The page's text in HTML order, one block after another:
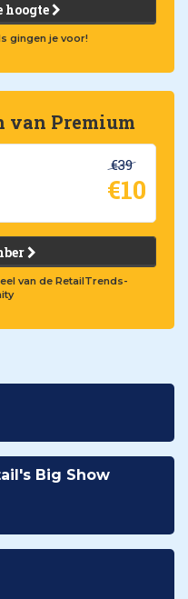
hoogte
gingen je voor!
van Premium
€39
€10
van de RetailTrends-
Big Show